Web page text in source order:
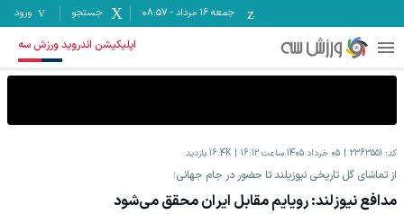
جمعه ۱۶ مرداد -
08:57 جستجو ورود
اپلیکیشن اندروید ورزش سه
کد: 2363551 05 خرداد 1405 ساعت 16:12 16.4K بازدید
از تماشای گل تاریخی نیوزیلند تا حضور در جام جهانی؛
مدافع نیوزلند: رویایم مقابل ایران محقق می‌شود